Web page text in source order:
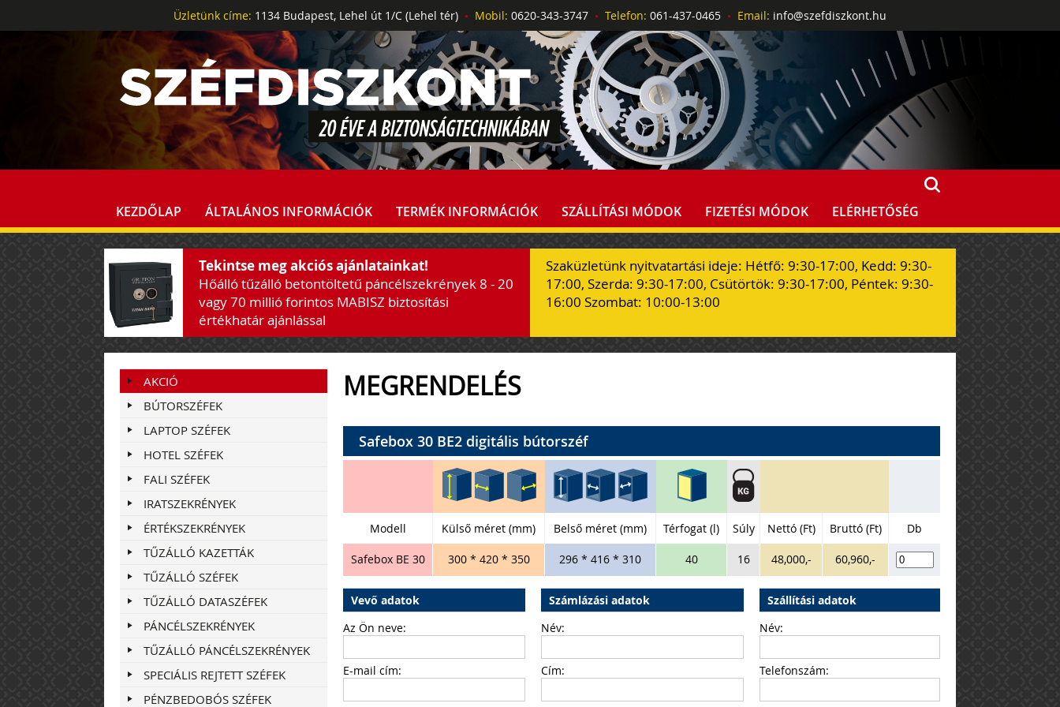
Üzletünk címe: 1134 Budapest, Lehel út 1/C (Lehel tér) • Mobil: 0620-343-3747 • Telefon: 061-437-0465 • Email: info@szefdiszkont.hu
KEZDŐLAP ÁLTALÁNOS INFORMÁCIÓK TERMÉK INFORMÁCIÓK SZÁLLÍTÁSI MÓDOK FIZETÉSI MÓDOK ELÉRHETŐSÉG
Tekintse meg akciós ajánlatainkat!
Hőálló tűzálló betontöltetű páncélszekrények 8 - 20
vagy 70 millió forintos MABISZ biztosítási
értékhatár ajánlással
Szaküzletünk nyitvatartási ideje: Hétfő: 9:30-17:00, Kedd: 9:30-
17:00, Szerda: 9:30-17:00, Csütörtök: 9:30-17:00, Péntek: 9:30-
16:00 Szombat: 10:00-13:00
AKCIÓ
BÚTORSZÉFEK
LAPTOP SZÉFEK
HOTEL SZÉFEK
FALI SZÉFEK
IRATSZEKRÉNYEK
ÉRTÉKSZEKRÉNYEK
TŰZÁLLÓ KAZETTÁK
TŰZÁLLÓ SZÉFEK
TŰZÁLLÓ DATASZÉFEK
PÁNCÉLSZEKRÉNYEK
TŰZÁLLÓ PÁNCÉLSZEKRÉNYEK
SPECIÁLIS REJTETT SZÉFEK
PÉNZBEDOBÓS SZÉFEK
MEGRENDELÉS
Safebox 30 BE2 digitális bútorszéf
Modell Külső méret (mm) Belső méret (mm) Térfogat (l) Súly Nettó (Ft) Bruttó (Ft) Db
Safebox BE 30 300 * 420 * 350 296 * 416 * 310 40 16 48,000,- 60,960,-
Vevő adatok
Az Ön neve:
E-mail cím:
Számlázási adatok
Név:
Cím:
Szállítási adatok
Név:
Telefonszám: